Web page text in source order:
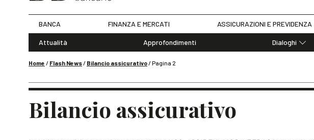
BANCA FINANZA E MERCATI ASSICURAZIONI E PREVIDENZA
Attualità Approfondimenti
Dialoghi
Articoli
Home / Flash News/ Bilancio assicurativo/Pagina 2
Bilancio assicurativo